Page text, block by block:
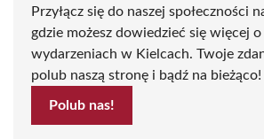
Przyłącz się do naszej społeczności
gdzie możesz dowiedzieć się więcej
wydarzeniach w Kielcach. Twoje
polub naszą stronę i bądź na bieżąco!
Polub nas!